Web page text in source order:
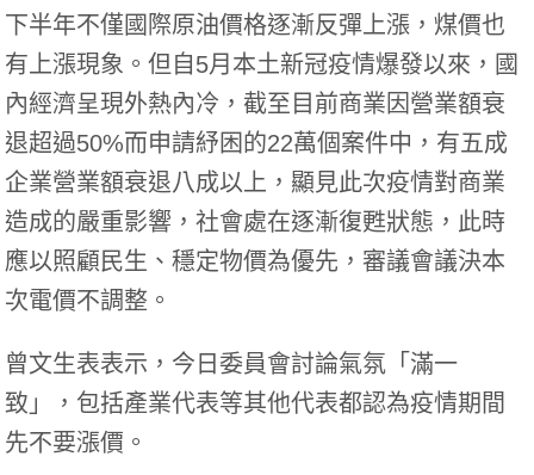
下半年不僅國際原油價格逐漸反彈上漲，煤價也
有上漲現象。但自5月本土新冠疫情爆發以來，國
內經濟呈現外熱內冷，截至目前商業因營業額衰
退超過50%而申請紓困的22萬個案件中，有五成
企業營業額衰退八成以上，顯見此次疫情對商業
造成的嚴重影響，社會處在逐漸復甦狀態，此時
應以照顧民生、穩定物價為優先，審議會議決本
次電價不調整。
曾文生表表示，今日委員會討論氣氛「滿一
致」，包括產業代表等其他代表都認為疫情期間
先不要漲價。